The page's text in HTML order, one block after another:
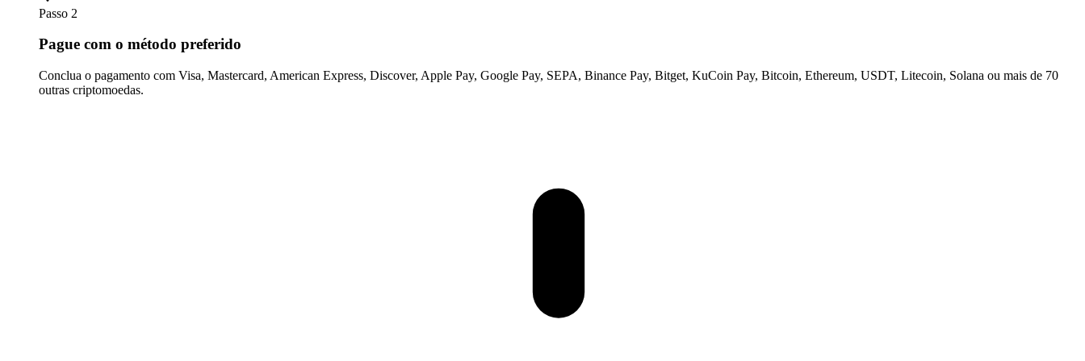
Passo 2
Pague com o método preferido
Conclua o pagamento com Visa, Mastercard, American Express, Discover, Apple Pay, Google Pay, SEPA, Binance Pay, Bitget, KuCoin Pay, Bitcoin, Ethereum, USDT, Litecoin, Solana ou mais de 70
outras criptomoedas.